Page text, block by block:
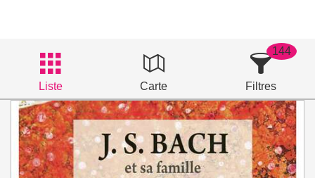
Liste Carte Filtres
144